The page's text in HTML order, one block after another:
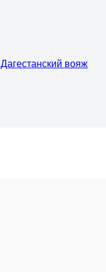
Дагестанский вояж